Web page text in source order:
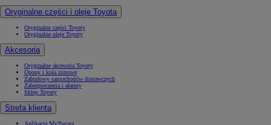
Oryginalne części i oleje Toyota
Oryginalne części Toyoty
Oryginalne oleje Toyoty
Akcesoria
Oryginalne akcesoria Toyoty
Opony i koła zimowe
Zabudowy samochodów dostawczych
Zabezpieczenia i alarmy
Sklep Toyoty
Strefa klienta
Aplikacja MyToyota